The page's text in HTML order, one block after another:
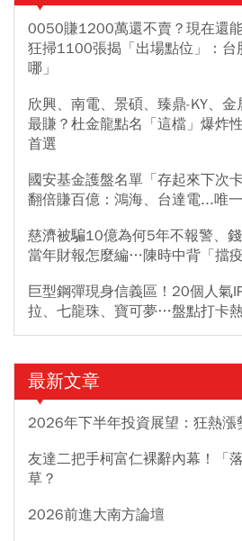
0050賺1200萬還不賣？現在還
狂掃1100張揭「出場點位」：
哪」
欣興、南電、景碩、臻鼎-KY、
最賺？杜金龍點名「這檔」爆炸
首選
國安基金護盤名單「存起來下次
翻倍賺百億：鴻海、台達電...唯
慈濟被騙10億為何5年不報警、
當年財報怎麼編…陳時中背「擋
巨型鋼彈現身信義區！20個人氣
拉、七龍珠、寶可夢…盤點打卡
最新文章
2026年下半年投資展望：狂熱漲
友達二把手柯富仁裸辭內幕！「
草？
2026前進大南方論壇